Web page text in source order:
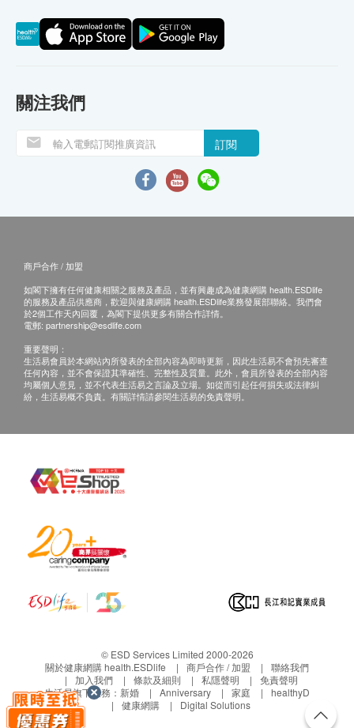
關注我們
訂閱
商戶合作 / 加盟
如閣下擁有任何健康相關之服務及產品，並有興趣成為健康網購 health.ESDlife
的服務及產品供應商，歡迎與健康網購 health.ESDlife業務發展部聯絡。我們會
於2個工作天內回覆，為閣下提供更多有關合作詳情。
電郵: partnership@esdlife.com
重要聲明：
生活易會員於本網站內所發表的全部內容為即時更新，因此生活易不會預先審查
任何內容，並不會保證其準確性、完整性及質量。此外，會員所發表的全部內容
均屬個人意見，並不代表生活易之言論及立場。如從而引起任何損失或法律糾
紛，生活易概不負責。有關詳情請參閱生活易的免責聲明。
© ESD Services Limited 2000-2026
關於健康網購 health.ESDlife
商戶合作 / 加盟
聯絡我們
加入我們
條款及細則 私隱聲明
免責聲明
生活易旗下業務： 新婚 Anniversary 家庭
healthyD
健康網購
Digital Solutions